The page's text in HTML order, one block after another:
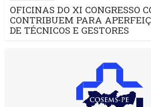
OFICINAS DO XI CONGRESSO
CONTRIBUEM PARA
DE TÉCNICOS E GESTORES